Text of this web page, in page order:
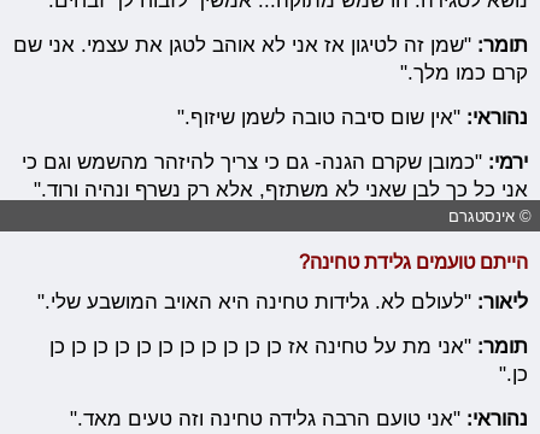
תומר: "שמן זה לטיגון אז אני לא אוהב לטגן את עצמי. אני שם
קרם כמו מלך."
נהוראי: "אין שום סיבה טובה לשמן שיזוף."
ירמי: "כמובן שקרם הגנה- גם כי צריך להיזהר מהשמש וגם כי
אני כל כך לבן שאני לא משתזף, אלא רק נשרף ונהיה ורוד."
© אינסטגרם
הייתם טועמים גלידת טחינה?
ליאור: "לעולם לא. גלידות טחינה היא האויב המושבע שלי."
תומר: "אני מת על טחינה אז כן כן כן כן כן כן כן כן כן כן כן
כן."
נהוראי: "אני טועם הרבה גלידה טחינה וזה טעים מאד."